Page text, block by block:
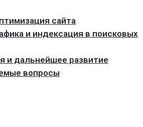
сайта
и индексация в поисковых
и дальнейшее развитие
вопросы